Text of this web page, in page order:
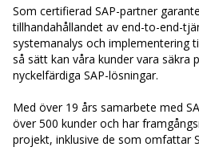
Som certifierad SAP-partner
tillhandahållandet av end-to-end-
systemanalys och implementering
så sätt kan våra kunder vara säkra
nyckelfärdiga SAP-lösningar.
Med över 19 års samarbete med
över 500 kunder och har
projekt, inklusive de som omfattar